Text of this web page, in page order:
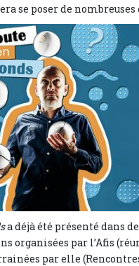
se poser de nombreuses
a déjà été présenté dans
organisées par l’Afis
par elle